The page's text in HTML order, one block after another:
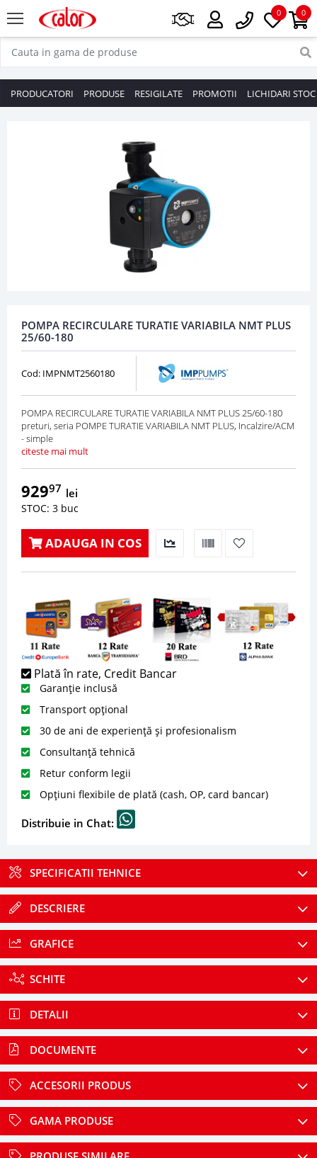
0
0
PRODUCATORI PRODUSE RESIGILATE PROMOTII LICHIDARI STOC
POMPA RECIRCULARE TURATIE VARIABILA NMT PLUS
25/60-180
Cod: IMPNMT2560180
POMPA RECIRCULARE TURATIE VARIABILA NMT PLUS 25/60-180
preturi, seria POMPE TURATIE VARIABILA NMT PLUS, Incalzire/ACM
- simple
citeste mai mult
92997 lei
STOC: 3 buc
ADAUGA IN COS
Plată în rate, Credit Bancar
Garanție inclusă
Transport opțional
30 de ani de experiență și profesionalism
Consultanță tehnică
Retur conform legii
Opțiuni flexibile de plată (cash, OP, card bancar)
Distribuie in Chat:
SPECIFICATII TEHNICE
DESCRIERE
GRAFICE
SCHITE
DETALII
DOCUMENTE
ACCESORII PRODUS
GAMA PRODUSE